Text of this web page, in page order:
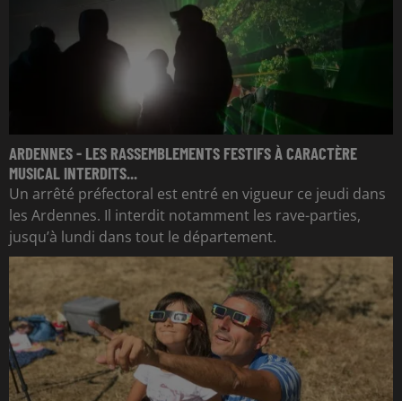
ARDENNES - LES RASSEMBLEMENTS FESTIFS À CARACTÈRE
MUSICAL INTERDITS...
Un arrêté préfectoral est entré en vigueur ce jeudi dans
les Ardennes. Il interdit notamment les rave-parties,
jusqu’à lundi dans tout le département.